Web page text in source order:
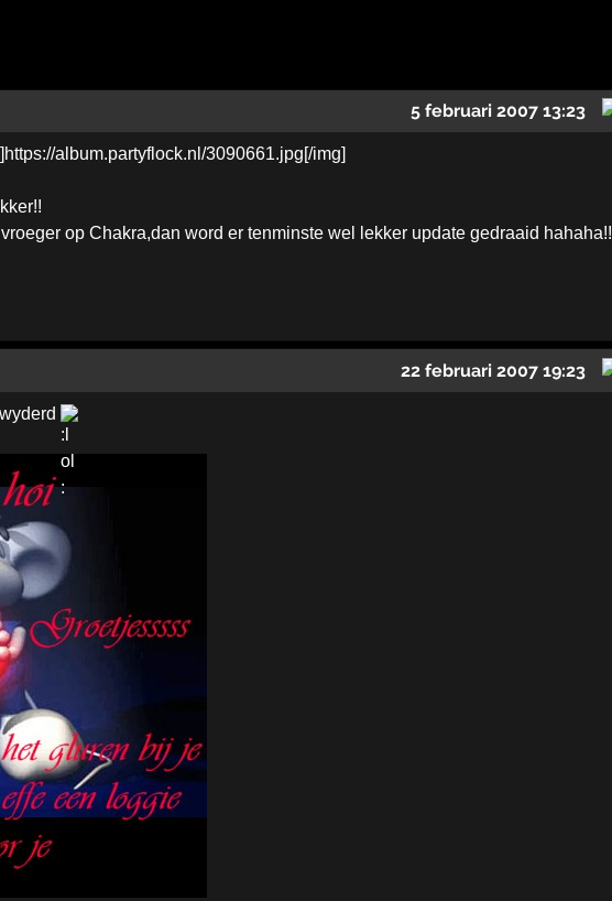
5 februari 2007 13:23
op Chakra,dan word er tenminste wel lekker update gedraaid hahaha!!
22 februari 2007 19:23